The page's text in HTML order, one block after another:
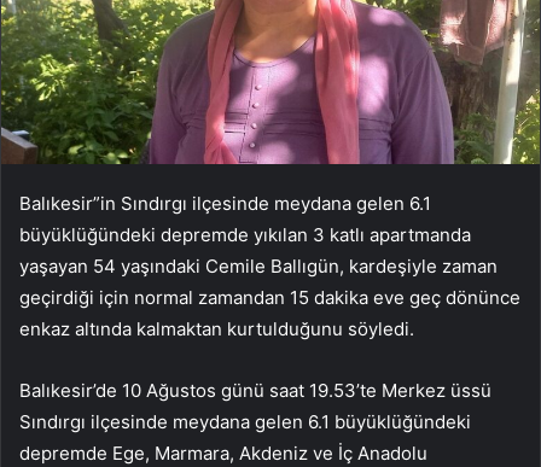
Balıkesir”in Sındırgı ilçesinde meydana gelen 6.1
büyüklüğündeki depremde yıkılan 3 katlı apartmanda
yaşayan 54 yaşındaki Cemile Ballıgün, kardeşiyle zaman
geçirdiği için normal zamandan 15 dakika eve geç dönünce
enkaz altında kalmaktan kurtulduğunu söyledi.
Balıkesir’de 10 Ağustos günü saat 19.53’te Merkez üssü
Sındırgı ilçesinde meydana gelen 6.1 büyüklüğündeki
depremde Ege, Marmara, Akdeniz ve İç Anadolu